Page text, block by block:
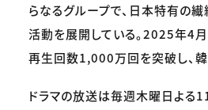
らなるグループで、日本特有の
活動を展開している。2025年4
再生回数1,000万回を突破し、韓
ドラマの放送は毎週木曜日よる